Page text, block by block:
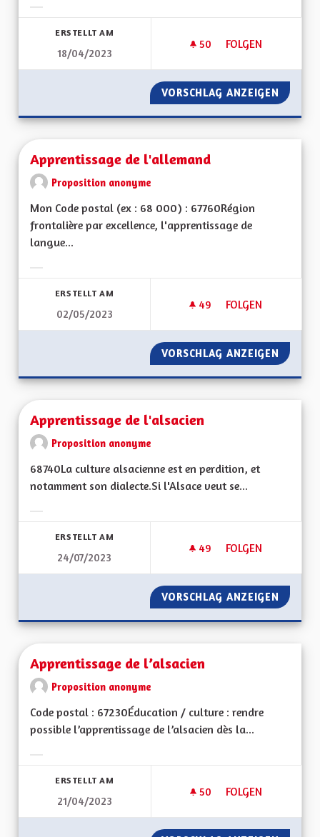
ERSTELLT AM
18/04/2023
50 50 FOLLOWER
FOLGEN
AMÉLIORONS
VORSCHLAG ANZEIGEN
Apprentissage de l'allemand
Proposition anonyme
Mon Code postal (ex : 68 000) : 67760Région
frontalière par excellence, l'apprentissage de
langue...
ERSTELLT AM
02/05/2023
49 49 FOLLOWER
FOLGEN
APPRENTISSAGE
VORSCHLAG ANZEIGEN
Apprentissage de l'alsacien
Proposition anonyme
68740La culture alsacienne est en perdition, et
notamment son dialecte.Si l'Alsace veut se...
ERSTELLT AM
24/07/2023
49 49 FOLLOWER
FOLGEN
APPRENTISSAGE
VORSCHLAG ANZEIGEN
Apprentissage de l’alsacien
Proposition anonyme
Code postal : 67230Éducation / culture : rendre
possible l’apprentissage de l’alsacien dès la...
ERSTELLT AM
21/04/2023
50 50 FOLLOWER
FOLGEN
APPRENTISSAGE